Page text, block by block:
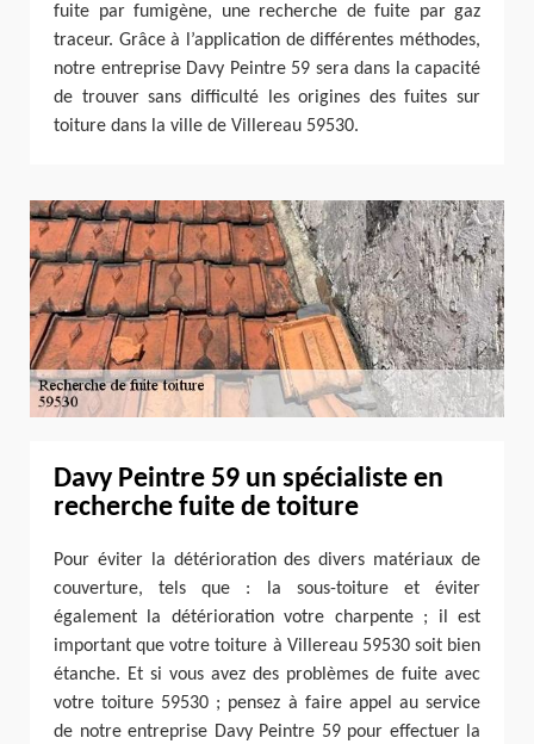
fuite par fumigène, une recherche de fuite par gaz
traceur. Grâce à l’application de différentes méthodes,
notre entreprise Davy Peintre 59 sera dans la capacité
de trouver sans difficulté les origines des fuites sur
toiture dans la ville de Villereau 59530.
Davy Peintre 59 un spécialiste en
recherche fuite de toiture
Pour éviter la détérioration des divers matériaux de
couverture, tels que : la sous-toiture et éviter
également la détérioration votre charpente ; il est
important que votre toiture à Villereau 59530 soit bien
étanche. Et si vous avez des problèmes de fuite avec
votre toiture 59530 ; pensez à faire appel au service
de notre entreprise Davy Peintre 59 pour effectuer la